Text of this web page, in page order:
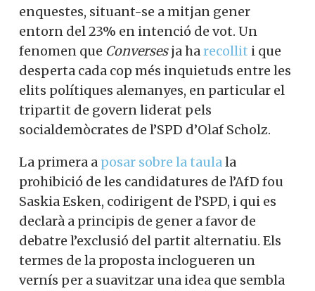
enquestes, situant-se a mitjan gener
entorn del 23% en intenció de vot. Un
fenomen que Conversesja harecollit i que
desperta cada cop més inquietuds entre les
elits polítiques alemanyes, en particular el
tripartit de govern liderat pels
socialdemòcrates de l’SPD d’Olaf Scholz.
La primera a posar sobre la taulala
prohibició de les candidatures de l’AfD fou
Saskia Esken, codirigent de l’SPD, i qui es
declarà a principis de gener a favor de
debatre l’exclusió del partit alternatiu. Els
termes de la proposta inclogueren un
vernís per a suavitzar una idea que sembla